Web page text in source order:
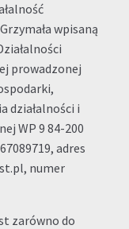
wpisaną
prowadzonej
działalności i
WP 9 84-200
adres
numer
zarówno do